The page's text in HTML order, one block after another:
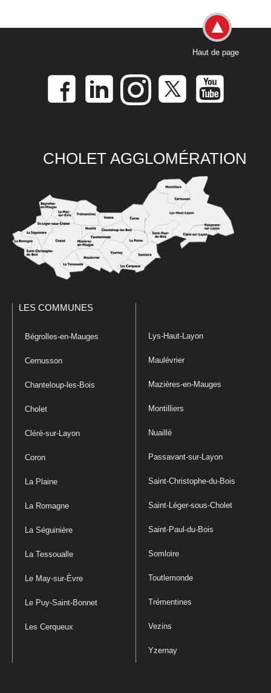
Haut de page
CHOLET AGGLOMÉRATION
LES COMMUNES
Bégrolles-en-Mauges
Cernusson
Chanteloup-les-Bois
Cholet
Cléré-sur-Layon
Coron
La Plaine
La Romagne
La Séguinière
La Tessoualle
Le May-sur-Èvre
Le Puy-Saint-Bonnet
Les Cerqueux
Lys-Haut-Layon
Maulévrier
Mazières-en-Mauges
Montilliers
Nuaillé
Passavant-sur-Layon
Saint-Christophe-du-Bois
Saint-Léger-sous-Cholet
Saint-Paul-du-Bois
Somloire
Toutlemonde
Trémentines
Vezins
Yzernay